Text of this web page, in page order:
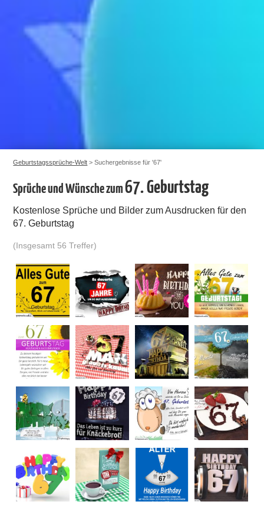
Geburtstagssprüche-Welt > Suchergebnisse für '67'
Sprüche und Wünsche zum67. Geburtstag
Kostenlose Sprüche und Bilder zum Ausdrucken für den
67. Geburtstag
(Insgesamt 56 Treffer)